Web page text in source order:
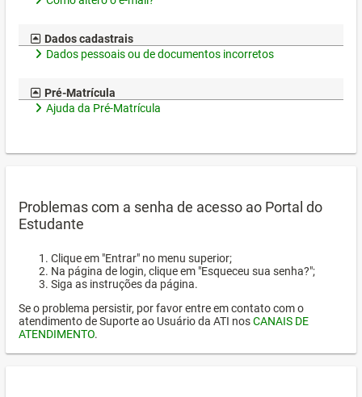
Dados cadastrais
Dados pessoais ou de documentos incorretos
Pré-Matrícula
Ajuda da Pré-Matrícula
Problemas com a senha de acesso ao Portal do
Estudante
Clique em "Entrar" no menu superior;
Na página de login, clique em "Esqueceu sua senha?";
Siga as instruções da página.
Se o problema persistir, por favor entre em contato com o
atendimento de Suporte ao Usuário da ATI nosCANAIS DE
ATENDIMENTO.